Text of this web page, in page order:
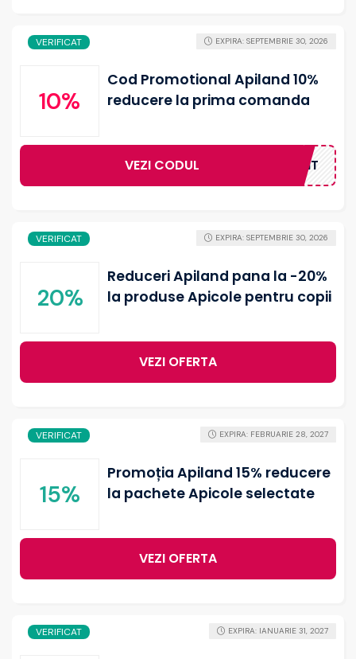
VERIFICAT
10%
Cod Promotional Apiland 10%
reducere la prima comanda
EXPIRA: SEPTEMBRIE 30, 2026
VEZI CODUL BUNVENIT
VERIFICAT
20%
Reduceri Apiland pana la -20%
la produse Apicole pentru copii
EXPIRA: SEPTEMBRIE 30, 2026
VEZI OFERTA
VERIFICAT
15%
Promoția Apiland 15% reducere
la pachete Apicole selectate
EXPIRA: FEBRUARIE 28, 2027
VEZI OFERTA
VERIFICAT EXPIRA: IANUARIE 31, 2027